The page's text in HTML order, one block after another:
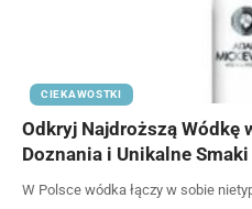
CIEKAWOSTKI
Odkryj Najdroższą Wódkę
Doznania i Unikalne Smaki
W Polsce wódka łączy w sobie